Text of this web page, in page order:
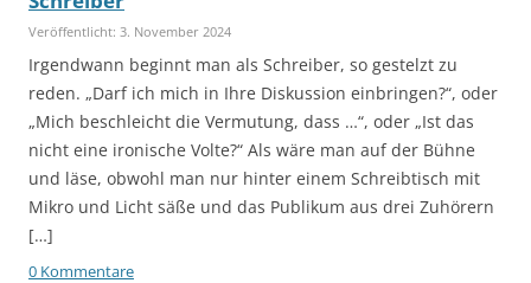
Veröffentlicht: 3. November 2024
Irgendwann beginnt man als Schreiber, so gestelzt zu
reden. „Darf ich mich in Ihre Diskussion einbringen?“, oder
„Mich beschleicht die Vermutung, dass …“, oder „Ist das
nicht eine ironische Volte?“ Als wäre man auf der Bühne
und läse, obwohl man nur hinter einem Schreibtisch mit
Mikro und Licht säße und das Publikum aus drei Zuhörern
[…]
0 Kommentare